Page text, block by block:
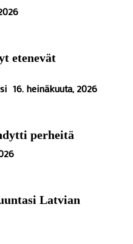
etenevät
16. heinäkuuta, 2026
perheitä
Latvian